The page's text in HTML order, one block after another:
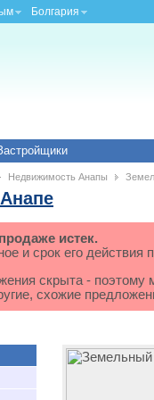
Болгария
Недвижимость Анапы
истек.
и срок его действия
скрыта -
схожие